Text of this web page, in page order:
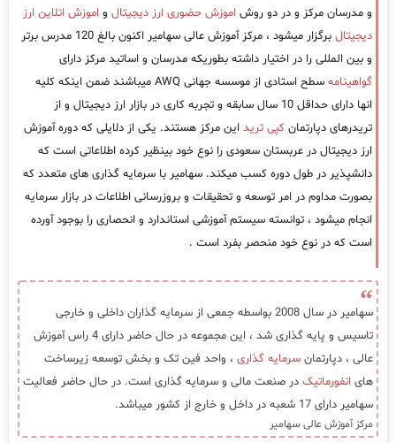
و مدرسان مرکز و در دو روش اموزش حضوری ارز دیجیتال و اموزش انلاین ارز
دیجیتال
برگزار میشود ، مرکز آموزش عالی سهامیر اکنون بالغ 120 مدرس برتر
و بین المللی را در اختیار داشته بطوریکه مدرسان و اساتید مرکز دارای
گواهینامه
سطح استادی از موسسه جهانی AWQ میباشند ضمن اینکه کلیه
انها دارای حداقل 10 سال سابقه و تجربه کاری در بازار ارز دیجیتال و از
تریدرهای دپارتمان کپی ترید این مرکز هستند. یکی از دلایلی که دوره آموزش
ارز دیجیتال در عربستان سعودی را نوع خود بینظیر کرده اطلاعاتی است که
دانشپذیر در طول دوره کسب میکند. سهامیر با سرمایه گذاری های متعدد که
بصورت مداوم در امر توسعه و تحقیقات و بروزرسانی اطلاعات در بازار سرمایه
انجام میشود ، توانسته سیستم آموزشی استاندارد و انحصاری را بوجود آورده
است که در نوع خود منحصر بفرد است .
سهامیر در سال 2008 بواسطه جمعی از سرمایه گذاران داخلی و خارجی
تاسیس و پایه گذاری شد ، این مجموعه در حال حاضر دارای 4 راس آموزش
عالی ، دپارتمان سرمایه گذاری ، واحد فین تک و بخش توسعه زیرساخت
های انفورماتیک در صنعت مالی و سرمایه گذاری است. در حال حاضر فعالیت
سهامیر دارای 17 شعبه در داخل و خارج از کشور میباشد.
مرکز آموزش عالی سهامیر